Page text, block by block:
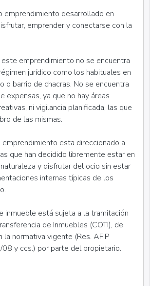
emprendimiento desarrollado en
emprender y conectarse con la
emprendimiento no se encuentra
jurídico como los habituales en
o barrio de chacras. No se encuentra
expensas, ya que no hay áreas
ni vigilancia planificada, las que
de las mismas.
esta direccionado a
que han decidido libremente estar en
y disfrutar del ocio sin estar
internas típicas de los
inmueble está sujeta a la tramitación
de Inmuebles (COTI), de
la normativa vigente (Res. AFIP
y ccs.) por parte del propietario.